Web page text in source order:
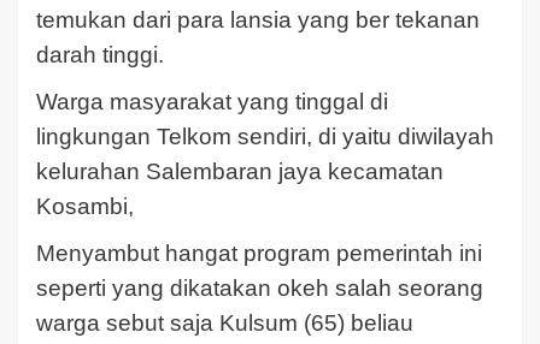
temukan dari para lansia yang ber tekanan
darah tinggi.
Warga masyarakat yang tinggal di
lingkungan Telkom sendiri, di yaitu diwilayah
kelurahan Salembaran jaya kecamatan
Kosambi,
Menyambut hangat program pemerintah ini
seperti yang dikatakan okeh salah seorang
warga sebut saja Kulsum (65) beliau